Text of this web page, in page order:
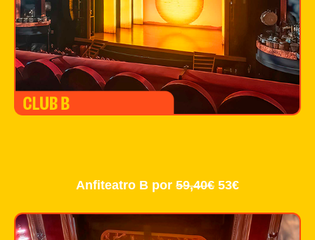
Anfiteatro B por 59,40€ 53€